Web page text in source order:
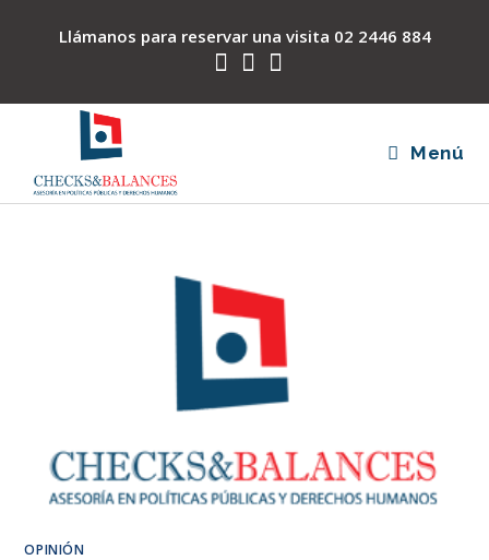
Llámanos para reservar una visita 02 2446 884
Menú
OPINIÓN